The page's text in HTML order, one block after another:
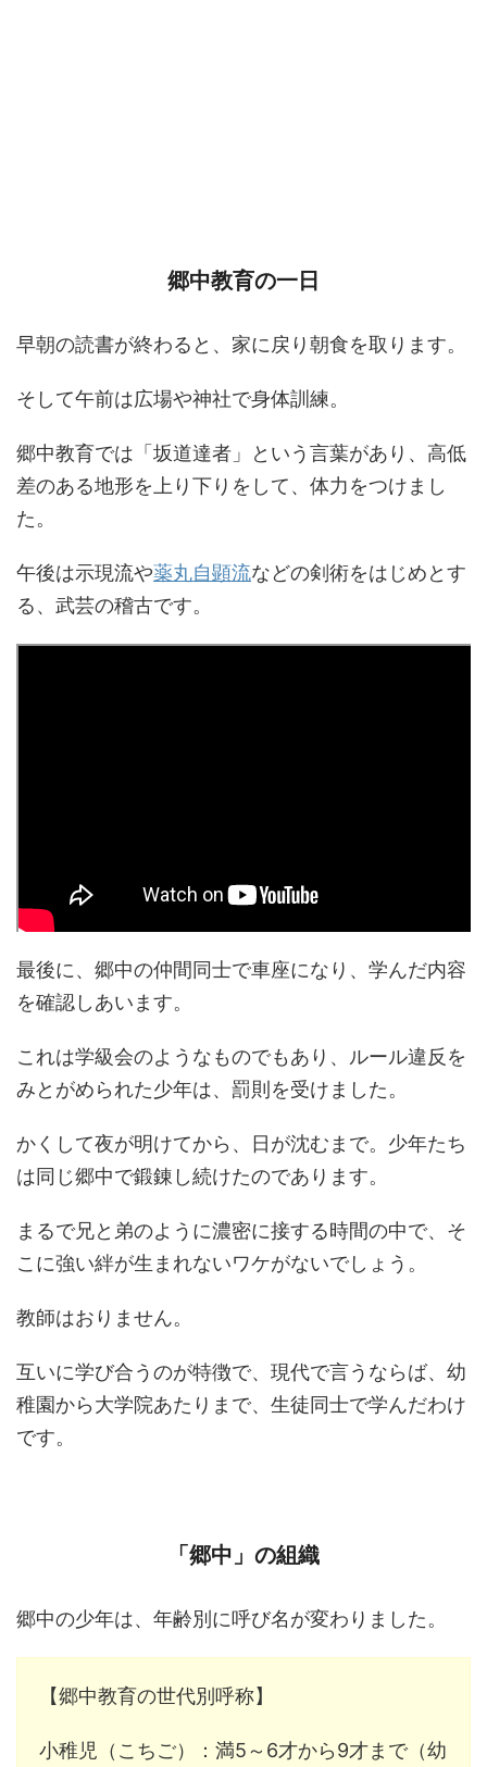
郷中教育の一日
早朝の読書が終わると、家に戻り朝食を取ります。
そして午前は広場や神社で身体訓練。
郷中教育では「坂道達者」という言葉があり、高低
差のある地形を上り下りをして、体力をつけまし
た。
午後は示現流や薬丸自顕流などの剣術をはじめとす
る、武芸の稽古です。
最後に、郷中の仲間同士で車座になり、学んだ内容
を確認しあいます。
これは学級会のようなものでもあり、ルール違反を
みとがめられた少年は、罰則を受けました。
かくして夜が明けてから、日が沈むまで。少年たち
は同じ郷中で鍛錬し続けたのであります。
まるで兄と弟のように濃密に接する時間の中で、そ
こに強い絆が生まれないワケがないでしょう。
教師はおりません。
互いに学び合うのが特徴で、現代で言うならば、幼
稚園から大学院あたりまで、生徒同士で学んだわけ
です。
「郷中」の組織
郷中の少年は、年齢別に呼び名が変わりました。
【郷中教育の世代別呼称】
小稚児（こちご）：満5～6才から9才まで（幼